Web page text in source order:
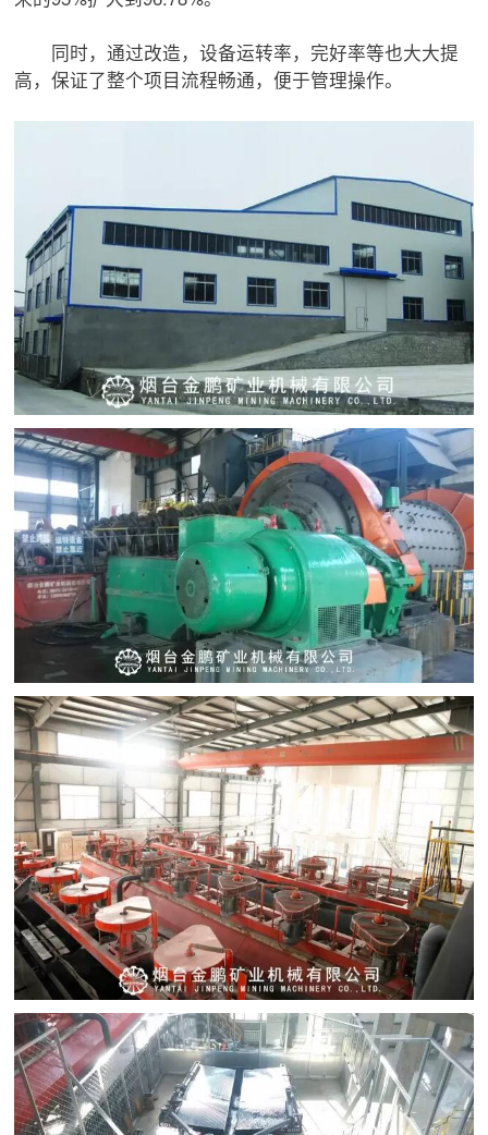
同时，通过改造，设备运转率，完好率等也大大提
高，保证了整个项目流程畅通，便于管理操作。